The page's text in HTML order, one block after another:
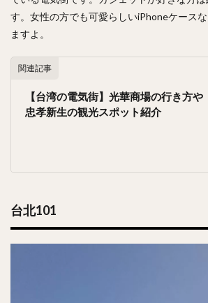
す。女性の方でも可愛らしいiPhoneケース
ますよ。
関連記事
【台湾の電気街】光華商場の行き方や
忠孝新生の観光スポット紹介
台北101